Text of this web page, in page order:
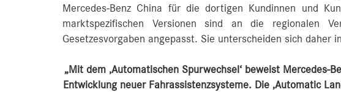
Mercedes-Benz China für die dortigen Kundinnen und
marktspezifischen Versionen sind an die regionalen
Gesetzesvorgaben angepasst. Sie unterscheiden sich daher
„Mit dem ‚Automatischen Spurwechsel‘ beweist Mercedes-
Entwicklung neuer Fahrassistenzsysteme. Die ‚Automatic